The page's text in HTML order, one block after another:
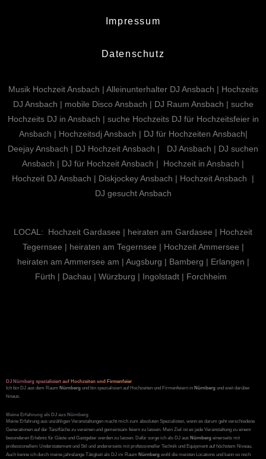
Impressum
Datenschutz
Musik Hochzeit Ansbach | Alleinunterhalter DJ Ansbach | Hochzeits
DJ Ansbach | mobile Disco Ansbach | DJ Raum Ansbach | suche
Hochzeits DJ in Ansbach | suche Hochzeits DJ für Hochzeitsfeier in
Ansbach | Hochzeitsdj Ansbach | DJ für Hochzeiten Ansbach|
Deejay Ansbach | DJ Hochzeit Ansbach | DJ Ansbach | DJ suchen
Ansbach | DJ für Hochzeit Ansbach | Hochzeit in Ansbach |
Hochzeit DJ Ansbach | Diskjockey Ansbach | Hochzeit Ansbach |
DJ gesucht Ansbach
LOCAL: Hochzeit Gardasee | heiraten am Gardasee | Hochzeit
Tegernsee | heiraten am Tegernsee | Hochzeit Ammersee |
heiraten am Ammersee am | Augsburg | Bamberg | Erlangen |
Fürth | Dachau | Würzburg | Ingolstadt | Forchheim
DJ Nürnberg spezialisiert auf Hochzeiten und Firmenfeier
Ich bin DJ aus dem Raum Nürnberg und bin spezialisiert auf Hochzeiten und Firmenfeiern in Nürnberg und weit darüber
hinaus.
Meine Erfahrung als DJ aus Nürnberg
Meine Erfahrung aus unzähligen Veranstaltungen macht mich zum absoluten Spezialisten, wenn es darum geht verschiedene
Generationen auf der Tanzfläche zu vereinen und gemeinsam feiern zu lassen. Mein Ziel ist es jede Veranstaltung zu einem
besonderen Erlebnis für Gäste und Gastgeber werden zu lassen. Dafür sorge ich als DJ aus Nürnberg einerseits mit
professionellem Understatement und Stil und andererseits mit professioneller Technik und Equipment auf höchstem Niveau.
Auch kenne ich durch meine jahrelange Tätigkeit als DJ im Raum Nürnberg wohl die meisten Locations und kann so noch